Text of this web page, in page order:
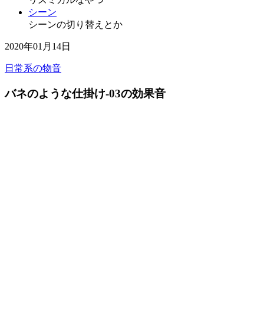
シーン
シーンの切り替えとか
2020年01月14日
日常系の物音
バネのような仕掛け-03の効果音